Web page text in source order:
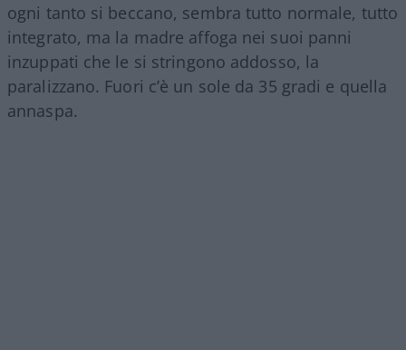
ogni tanto si beccano, sembra tutto normale, tutto
integrato, ma la madre affoga nei suoi panni
inzuppati che le si stringono addosso, la
paralizzano. Fuori c’è un sole da 35 gradi e quella
annaspa.